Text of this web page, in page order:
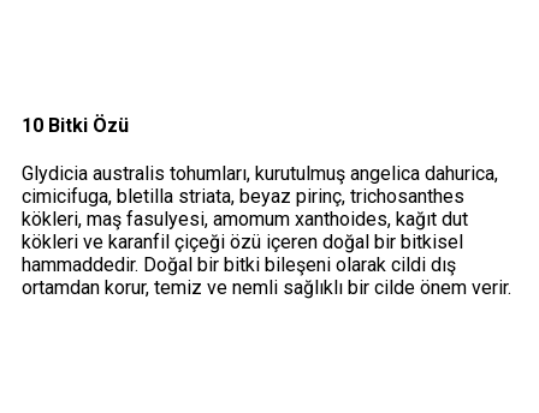
10 Bitki Özü
Glydicia australis tohumları, kurutulmuş angelica dahurica,
cimicifuga, bletilla striata, beyaz pirinç, trichosanthes
kökleri, maş fasulyesi, amomum xanthoides, kağıt dut
kökleri ve karanfil çiçeği özü içeren doğal bir bitkisel
hammaddedir. Doğal bir bitki bileşeni olarak cildi dış
ortamdan korur, temiz ve nemli sağlıklı bir cilde önem verir.